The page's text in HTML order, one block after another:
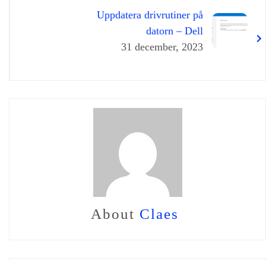
Uppdatera drivrutiner på
datorn – Dell
31 december, 2023
About Claes